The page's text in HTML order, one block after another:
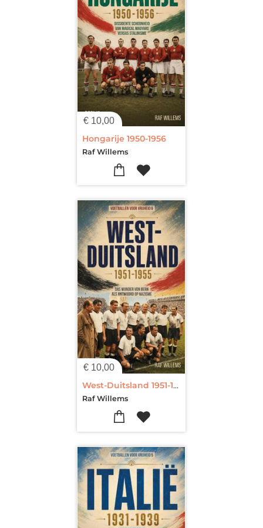
€ 10,00
Hongarije 1950-1956
Raf Willems
€ 10,00
West-Duitsland 1951-1955
Raf Willems